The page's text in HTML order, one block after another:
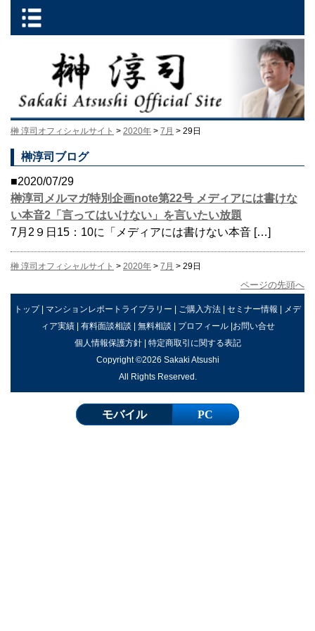
榊 淳司オフィシャルサイト > 2020年 > 7月 > 29日
榊淳司ブログ
■2020/07/29
榊淳司メルマガ特別企画note第22号 メディアには書けな
い本音2「言ってはいけない」を言いたい放題
7月2９日15：10に「メディアには書けない本音 […]
榊 淳司オフィシャルサイト > 2020年 > 7月 > 29日
ページの先頭へ
トップ| マンションレポートライブラリー | ご購入方法 | セミナー情報 | メデ
ィア実績| 有料面談相談 | 無料相談 | プロフィール|お問い合せ
個人情報保護方針| 特定商取引に関する表記
Copyright ©2026 Sakaki Atsushi
All Rights Reserved.
モバイル PC